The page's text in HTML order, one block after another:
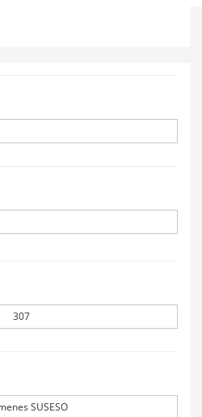
307
SUSESO